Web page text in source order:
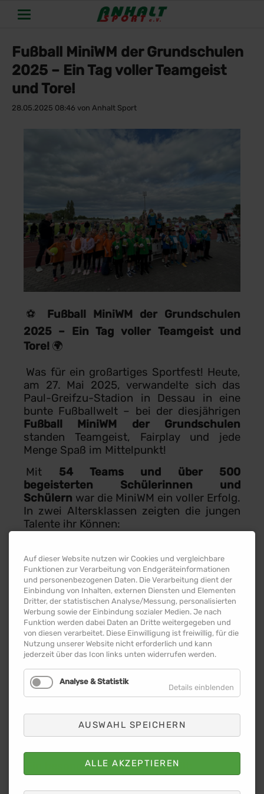
Fußball MiniWM der Grundschulen
2025 – Ein Tag voller Teamgeist
und Tore!
28.05.2025 08:46 von Anhalt Sport
⚽
Fußball MiniWM der Grundschulen
2025 – Ein Tag voller Teamgeist und
Tore! 🌍
Was für ein großartiges Sportfest! Heute,
am 27. Mai 2025, verwandelte sich das
Paul-Greifzu-Stadion in Dessau in eine
bunte Fußballwelt – bei der diesjährigen
Fußball MiniWM der Grundschulen
standen Teamgeist, Fairplay und jede
Menge Spaß im Mittelpunkt!
Mit 54 Teams und über 500
begeisterten Schülerinnen und
Schülern war die MiniWM ein voller Erfolg.
In zwei Altersklassen zeigten die jungen
Talente ihr Können:
🥇 FC Faultiere – Grundschule “Hugo
Junkers” Kühnau
🥈 Tempelhofer Kicker – Grundschule
Tempelhof
🥉 FC Europameister – ebenfalls
Grundschule “Hugo Junkers” Kühnau
⚽ 3./4. Klassen (32 Teams):
🥇 Friedikicker – Friederikenschule
🥈 Evangelische Grundschule Köthen
🥉 1. FC Ziebigk – Grundschule Ziebigk
Ein großes Lob an alle Teams für ihren
sportlichen Einsatz und die mitreißende
Ein besonderes Dankeschön gilt:
🙌 denjungen Schiedsrichternaus den
Auf dieser Website nutzen wir Cookies und vergleichbare
Funktionen zur Verarbeitung von Endgeräteinformationen
und personenbezogenen Daten. Die Verarbeitung dient der
Einbindung von Inhalten, externen Diensten und Elementen
Dritter, der statistischen Analyse/Messung, personalisierten
Werbung sowie der Einbindung sozialer Medien. Je nach
Funktion werden dabei Daten an Dritte weitergegeben und
von diesen verarbeitet. Diese Einwilligung ist freiwillig, für die
Nutzung unserer Website nicht erforderlich und kann
jederzeit über das Icon links unten widerrufen werden.
Analyse & Statistik
Details einblenden
AUSWAHL SPEICHERN
ALLE AKZEPTIEREN